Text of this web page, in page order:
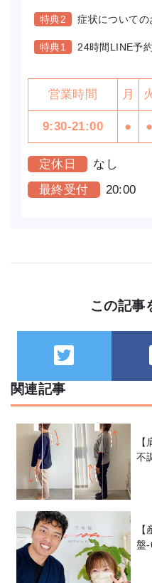
特典2 症状について
特典1 24時間LINE予
営業時間 月
9:30-21:00 ● ●
定休日
なし
最終受付
20:00
この記事
関連記事
不
盤